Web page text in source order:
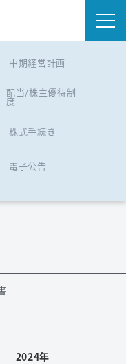
ワード検索
中期経営計画
配当/株主優待制
度
株式手続き
電子公告
2024年